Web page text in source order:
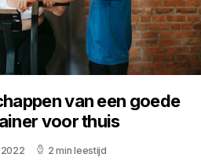
van een goede
voor thuis
2 min leestijd